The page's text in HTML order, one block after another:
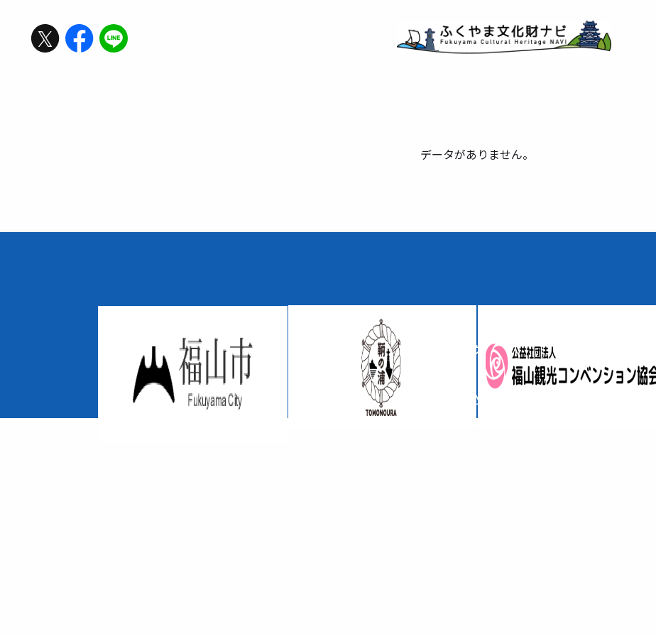
データがありません。
サイトマップ ウェブアクセシビリティ
© 2025 The City of Fukuyama. All Right Reserved.